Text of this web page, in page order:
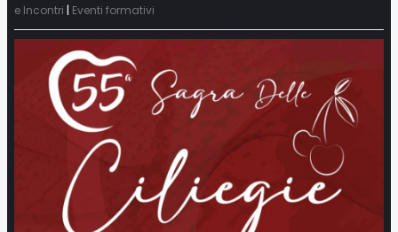
e Incontri | Eventi formativi